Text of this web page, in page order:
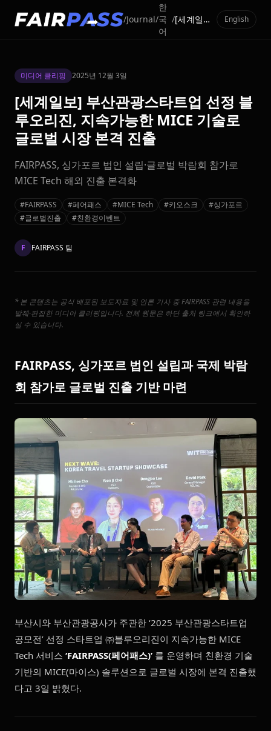
/Journal/
한
국
어
/ [세계일보] 부산관광스타트업 선정 블루오리진, 지속가능한 MICE 기술로 글로벌 시장 본격 진출 English
미디어 클리핑 2025년 12월 3일
[세계일보] 부산관광스타트업 선정 블
루오리진, 지속가능한 MICE 기술로
글로벌 시장 본격 진출
FAIRPASS, 싱가포르 법인 설립·글로벌 박람회 참가로
MICE Tech 해외 진출 본격화
#FAIRPASS #페어패스 #MICE Tech #키오스크
#싱가포르
#글로벌진출
#친환경이벤트
F FAIRPASS 팀
* 본 콘텐츠는 공식 배포된 보도자료 및 언론 기사 중 FAIRPASS 관련 내용을
발췌·편집한 미디어 클리핑입니다. 전체 원문은 하단 출처 링크에서 확인하
실 수 있습니다.
FAIRPASS, 싱가포르 법인 설립과 국제 박람
회 참가로 글로벌 진출 기반 마련
부산시와 부산관광공사가 주관한 ‘2025 부산관광스타트업
공모전’ 선정 스타트업 ㈜블루오리진이 지속가능한 MICE
Tech 서비스 ‘FAIRPASS(페어패스)’ 를 운영하며 친환경 기술
기반의 MICE(마이스) 솔루션으로 글로벌 시장에 본격 진출했
다고 3일 밝혔다.